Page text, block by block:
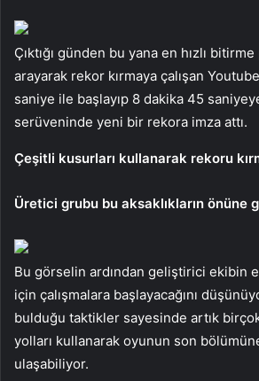
Çıktığı günden bu yana en hızlı
arayarak rekor kırmaya çalışan
saniye ile başlayıp 8 dakika 45
serüveninde yeni bir rekora imza attı.
Çeşitli kusurları kullanarak rekoru
Üretici grubu bu aksaklıkların önüne
Bu görselin ardından geliştirici ekibin
için çalışmalara başlayacağını
bulduğu taktikler sayesinde artık
yolları kullanarak oyunun son
ulaşabiliyor.